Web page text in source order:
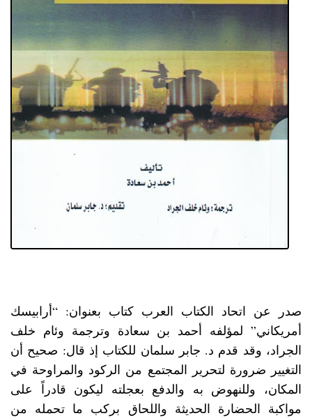
صدر عن اتحاد الكتاب العرب كتاب بعنوان: “أرابيسك
أمريكاني” لمؤلفه أحمد بن سعادة وترجمة وئام خلف
الجراد، وقد قدم د. جابر سلمان للكتاب إذ قال: صحيح أن
التغيير ضرورة لتحرير المجتمع من الركود والمراوحة في
المكان، وللنهوض به والدفع بعجلته ليكون قادراً على
مواكبة الحضارة الحديثة واللحاق بركب ما تحمله من